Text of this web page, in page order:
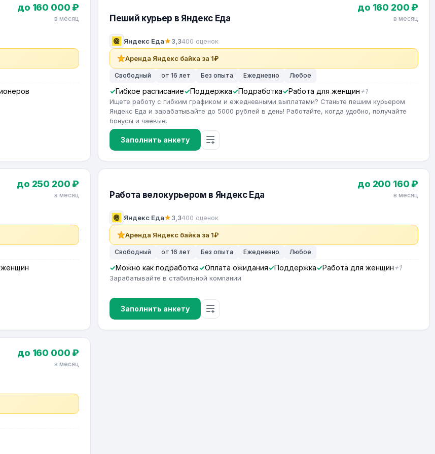
до 160 000 ₽
в месяц Пеший курьер в Яндекс Еда
Яндекс Еда★3,3400 оценок
до 160 200 ₽
в месяц
Аренда Яндекс байка за 1₽
Свободный от 16 лет Без опыта Ежедневно Любое
Гибкое расписание Поддержка Подработка Работа для женщин +1
Ищете работу с гибким графиком и ежедневными выплатами? Станьте пешим курьером
Яндекс Еда и зарабатывайте до 5000 рублей в день! Работайте, когда удобно, получайте
бонусы и чаевые.
Заполнить анкету
до 250 200 ₽
в месяц
женщин
Работа велокурьером в Яндекс Еда
Яндекс Еда★3,3400 оценок
до 200 160 ₽
в месяц
Аренда Яндекс байка за 1₽
Свободный от 16 лет Без опыта Ежедневно Любое
Можно как подработка Оплата ожидания Поддержка Работа для женщин +1
Зарабатывайте в стабильной компании
Заполнить анкету
до 160 000 ₽
в месяц